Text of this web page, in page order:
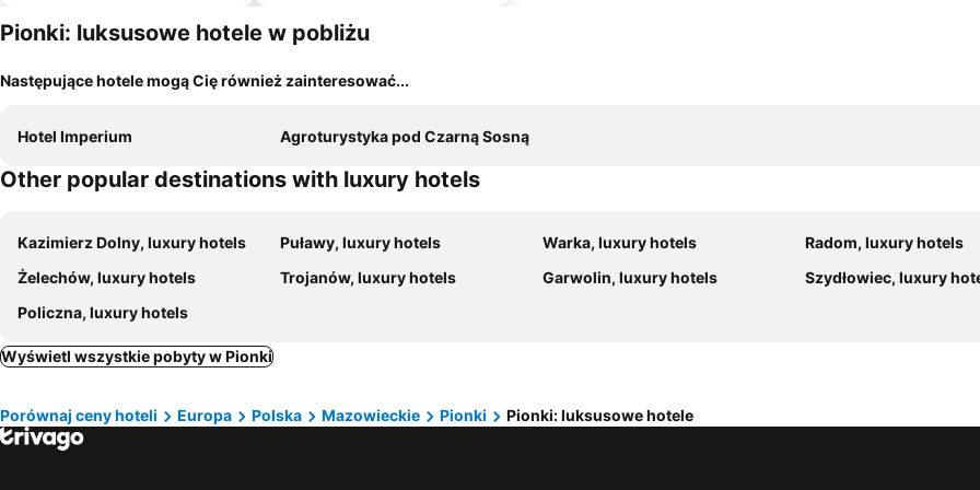
Pionki: luksusowe hotele w pobliżu
Następujące hotele mogą Cię również zainteresować...
Hotel Imperium Agroturystyka pod Czarną Sosną
Other popular destinations with luxury hotels
Kazimierz Dolny, luxury hotels Puławy, luxury hotels Warka, luxury hotels
Radom, luxury hotels
Żelechów, luxury hotels
Trojanów, luxury hotels Garwolin, luxury hotels
Szydłowiec, luxury
Policzna, luxury hotels
Wyświetl wszystkie pobyty w Pionki
Porównaj ceny hoteli Europa Polska Mazowieckie Pionki Pionki: luksusowe hotele